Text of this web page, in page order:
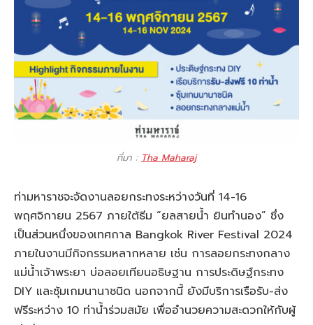
ที่มา : Tha Maharaj
ท่ามหาราชจะจัดงานลอยกระทงระหว่างวันที่ 14-16
พฤศจิกายน 2567 ภายใต้ธีม “ยลสายน้ำ ยินทำนอง” ซึ่ง
เป็นส่วนหนึ่งของเทศกาล Bangkok River Festival 2024
ภายในงานมีกิจกรรมหลากหลาย เช่น การลอยกระทงกลาง
แม่น้ำเจ้าพระยา บ่อลอยเทียนอธิษฐาน การประดิษฐ์กระทง
DIY และซุ้มเกมนานาชนิด นอกจากนี้ ยังมีบริการเรือรับ-ส่ง
ฟรีระหว่าง 10 ท่าน้ำร่วมสมัย เพื่ออำนวยความสะดวกให้กับผู้